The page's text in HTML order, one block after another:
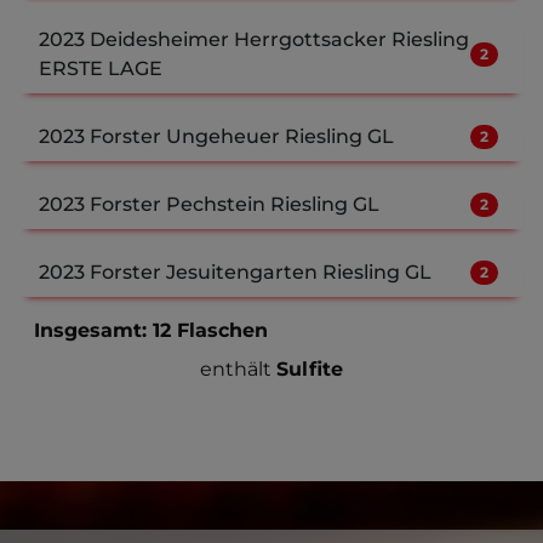
2023 Deidesheimer Herrgottsacker Riesling
ERSTE LAGE
2
2023 Forster Ungeheuer Riesling GL 2
2023 Forster Pechstein Riesling GL 2
2023 Forster Jesuitengarten Riesling GL 2
Insgesamt: 12 Flaschen
enthält Sulfite